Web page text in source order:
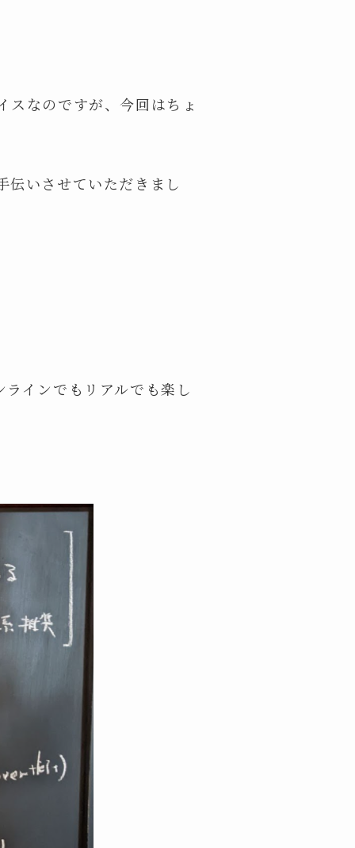
スなのですが、今回はちょ
伝いさせていただきまし
インでもリアルでも楽し